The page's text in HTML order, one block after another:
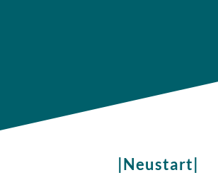
|Neustart|